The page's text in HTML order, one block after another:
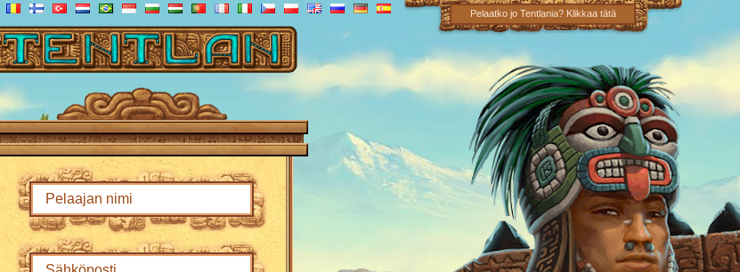
Pelaatko jo Tentlania? Klikkaa tätä